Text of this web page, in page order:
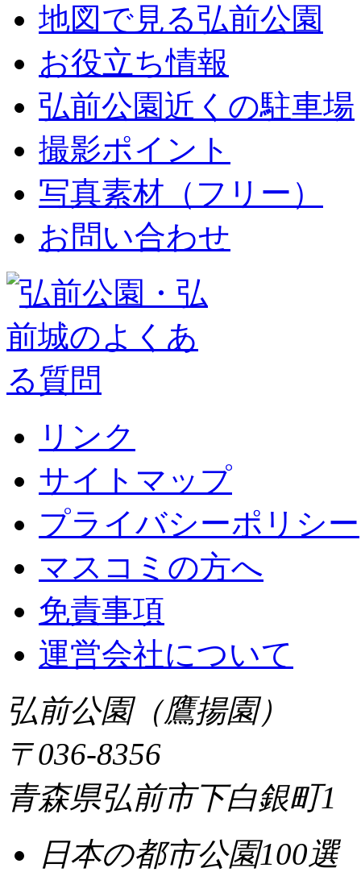
地図で見る弘前公園
お役立ち情報
弘前公園近くの駐車場
撮影ポイント
写真素材（フリー）
お問い合わせ
リンク
サイトマップ
プライバシーポリシー
マスコミの方へ
免責事項
運営会社について
弘前公園（鷹揚園）
〒036-8356
青森県弘前市下白銀町1
日本の都市公園100選